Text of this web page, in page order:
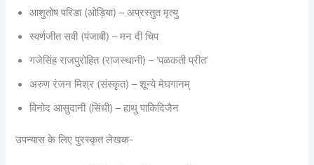
आशुतोष परिडा (ओड़िया) – अप्रस्तुत मृत्यु
स्वर्णजीत सवी (पंजाबी) – मन दी चिप
गजेसिंह राजपुरोहित (राजस्थानी) – ‘पळकती प्रीत’
अरुण रंजन मिश्र (संस्कृत) – शून्ये मेघगानम्
विनोद आसुदानी (सिंधी) – हाथु पाकिदिजैन
उपन्यास के लिए पुरस्कृत लेखक-